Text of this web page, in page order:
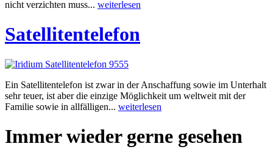
nicht verzichten muss... weiterlesen
Satellitentelefon
Ein Satellitentelefon ist zwar in der Anschaffung sowie im Unterhalt
sehr teuer, ist aber die einzige Möglichkeit um weltweit mit der
Familie sowie in allfälligen... weiterlesen
Immer wieder gerne gesehen